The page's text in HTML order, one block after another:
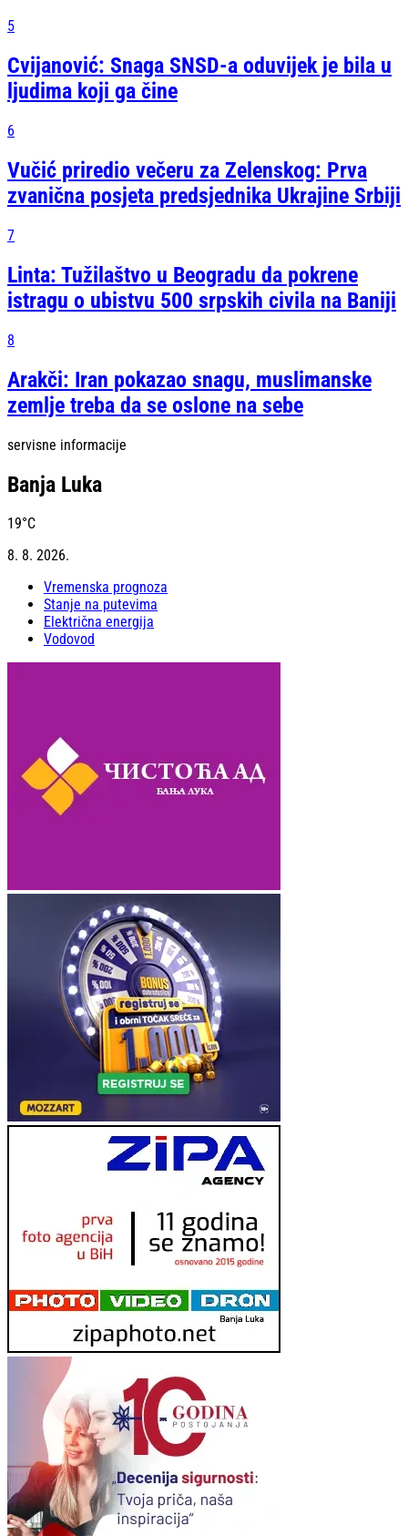
5
Cvijanović: Snaga SNSD-a oduvijek je bila u
ljudima koji ga čine
6
Vučić priredio večeru za Zelenskog: Prva
zvanična posjeta predsjednika Ukrajine Srbiji
7
Linta: Tužilaštvo u Beogradu da pokrene
istragu o ubistvu 500 srpskih civila na Baniji
8
Arakči: Iran pokazao snagu, muslimanske
zemlje treba da se oslone na sebe
servisne informacije
Banja Luka
19°C
8. 8. 2026.
Vremenska prognoza
Stanje na putevima
Električna energija
Vodovod